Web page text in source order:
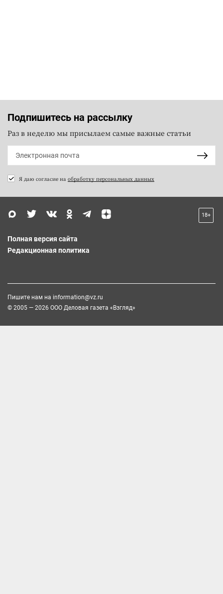
Подпишитесь на рассылку
Раз в неделю мы присылаем самые важные статьи
Я даю согласие на обработку персональных данных
18+
Полная версия сайта
Редакционная политика
Пишите нам на information@vz.ru
© 2005 — 2026 ООО Деловая газета «Взгляд»